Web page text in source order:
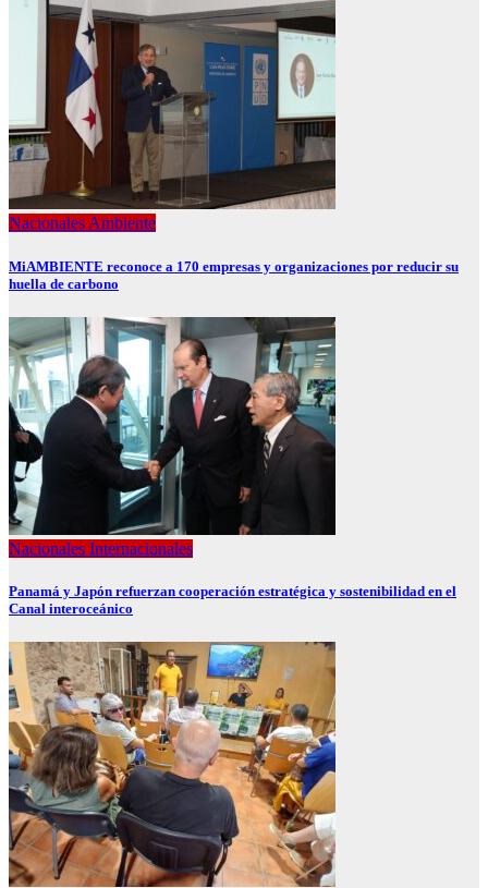
Nacionales Ambiente
MiAMBIENTE reconoce a 170 empresas y organizaciones por reducir su
huella de carbono
Nacionales Internacionales
Panamá y Japón refuerzan cooperación estratégica y sostenibilidad en el
Canal interoceánico